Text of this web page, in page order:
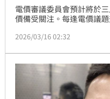
電價審議委員會預計將於
價備受關注。每逢電價議
年增加，往往並非來自單
洞」。
2026/03/16 02:32